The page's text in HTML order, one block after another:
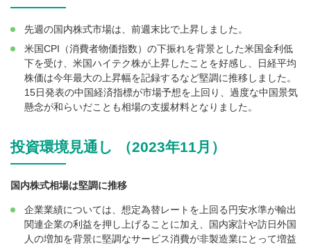
先週の国内株式市場は、前週末比で上昇しました。
米国CPI（消費者物価指数）の下振れを背景とした米国金利低
下を受け、米国ハイテク株が上昇したことを好感し、日経平均
株価は今年最大の上昇幅を記録するなど堅調に推移しました。
15日発表の中国経済指標が市場予想を上回り、過度な中国景気
懸念が和らいだことも相場の支援材料となりました。
投資環境見通し （2023年11月）
国内株式相場は堅調に推移
企業業績については、想定為替レートを上回る円安水準が輸出
関連企業の利益を押し上げることに加え、国内家計や訪日外国
人の増加を背景に堅調なサービス消費が非製造業にとって増益